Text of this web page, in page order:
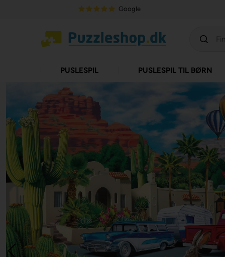
Google
PUSLESPIL PUSLESPIL TIL BØRN